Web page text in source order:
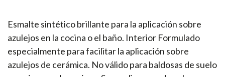
Esmalte sintético brillante para la aplicación sobre
azulejos en la cocina o el baño. Interior Formulado
especialmente para facilitar la aplicación sobre
azulejos de cerámica. No válido para baldosas de suelo